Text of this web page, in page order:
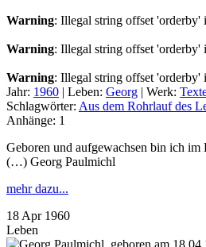
Warning: Illegal string offset 'orderby'
Warning: Illegal string offset 'orderby'
Warning: Illegal string offset 'orderby'
Jahr: 1960 | Leben: Georg | Werk:
Schlagwörter: Aus dem Rohrlauf des
Anhänge: 1
Geboren und aufgewachsen bin ich
(…) Georg Paulmichl
mehr dazu...
18Apr 1960
Leben